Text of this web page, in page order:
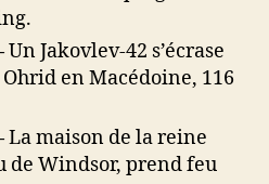
Un Jakovlev-42 s’écrase
en Macédoine, 116
La maison de la reine
de Windsor, prend feu